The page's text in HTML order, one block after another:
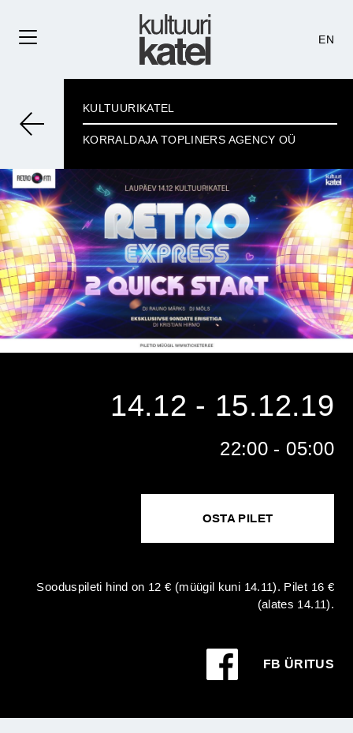
EN
KULTUURIKATEL
KORRALDAJA TOPLINERS AGENCY OÜ
14.12 - 15.12.19
22:00 - 05:00
OSTA PILET
Sooduspileti hind on 12 € (müügil kuni 14.11). Pilet 16 €
(alates 14.11).
FB ÜRITUS